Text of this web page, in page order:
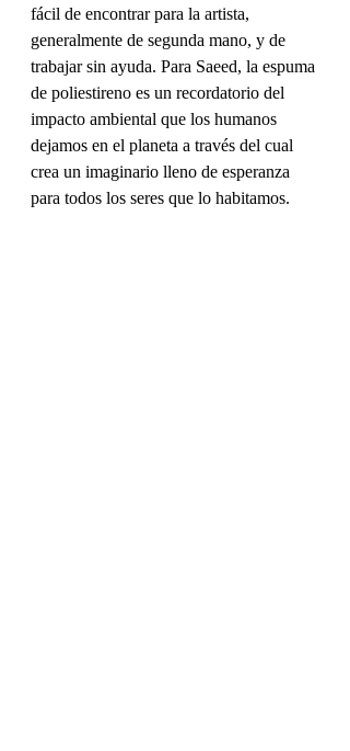
fácil de encontrar para la artista,
generalmente de segunda mano, y de
trabajar sin ayuda. Para Saeed, la espuma
de poliestireno es un recordatorio del
impacto ambiental que los humanos
dejamos en el planeta a través del cual
crea un imaginario lleno de esperanza
para todos los seres que lo habitamos.